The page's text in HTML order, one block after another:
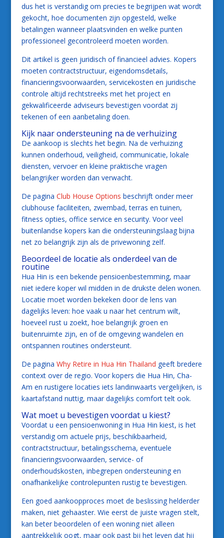
dus het is verstandig om precies te begrijpen wat wordt
gekocht, hoe documenten zijn opgesteld, welke
betalingen wanneer plaatsvinden en welke punten
professioneel gecontroleerd moeten worden.
Dit artikel is geen juridisch of financieel advies. Kopers
moeten contractstructuur, eigendomsdetails,
financieringsvoorwaarden, servicekosten en juridische
controle altijd rechtstreeks met het project en
gekwalificeerde adviseurs bevestigen voordat zij
tekenen of een aanbetaling doen.
Kijk naar ondersteuning na de verhuizing
De aankoop is slechts het begin. Na de verhuizing
kunnen onderhoud, veiligheid, communicatie, lokale
diensten, vervoer en kleine praktische vragen
belangrijker worden dan verwacht.
De pagina Club House Options beschrijft onder meer
clubhouse faciliteiten, zwembad, terras en tuinen,
fitness opties, office service en security. Voor veel
buitenlandse kopers kan die ondersteuningslaag bijna
net zo belangrijk zijn als de privewoning zelf.
Beoordeel de locatie als onderdeel van de
routine
Hua Hin is een bekende pensioenbestemming, maar
niet iedere koper wil midden in de drukste delen wonen.
Locatie moet worden bekeken door de lens van
dagelijks leven: hoe vaak u naar het centrum wilt,
hoeveel rust u zoekt, hoe belangrijk groen en
buitenruimte zijn, en of de omgeving wandelen en
ontspannen routines ondersteunt.
De pagina Why Retire in Hua Hin Thailand geeft bredere
context over de regio. Voor kopers die Hua Hin, Cha-
Am en rustigere locaties iets landinwaarts vergelijken, is
kaartafstand nuttig, maar dagelijks comfort telt ook.
Wat moet u bevestigen voordat u kiest?
Voordat u een pensioenwoning in Hua Hin kiest, is het
verstandig om actuele prijs, beschikbaarheid,
contractstructuur, betalingsschema, eventuele
financieringsvoorwaarden, service- of
onderhoudskosten, inbegrepen ondersteuning en
onafhankelijke controlepunten rustig te bevestigen.
Een goed aankoopproces moet de beslissing helderder
maken, niet gehaaster. Wie eerst de juiste vragen stelt,
kan beter beoordelen of een woning niet alleen
aantrekkelijk oogt, maar ook past bij het leven dat hij